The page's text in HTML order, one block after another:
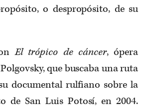
o despropósito, de su
El trópico de cáncer, ópera
que buscaba una ruta
documental rulfiano sobre la
de San Luis Potosí, en 2004.